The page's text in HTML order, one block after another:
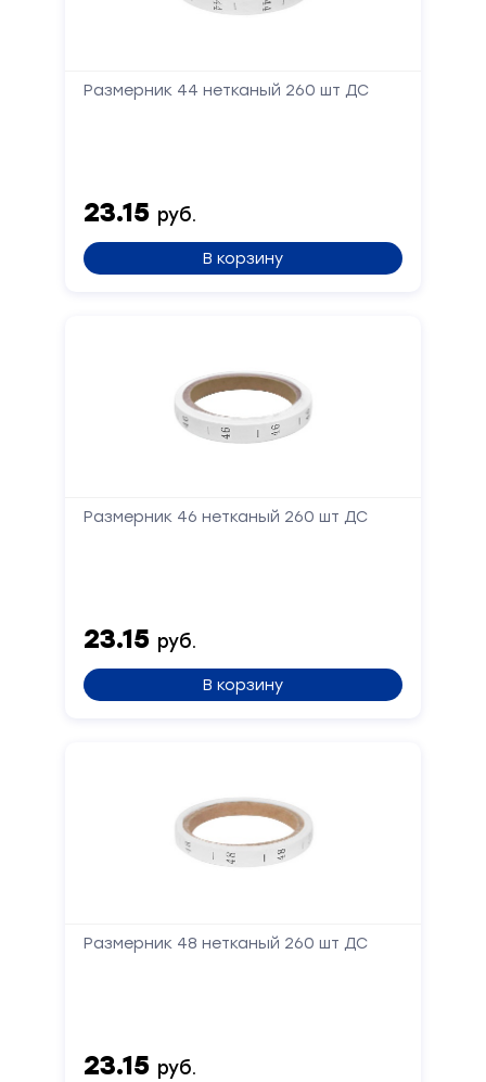
Размерник 44 нетканый 260 шт ДС
23.15 руб.
В корзину
Размерник 46 нетканый 260 шт ДС
23.15 руб.
В корзину
Размерник 48 нетканый 260 шт ДС
23.15 руб.